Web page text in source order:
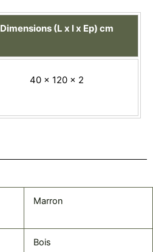
Dimensions (L x l x Ep) cm
40 x 120 x 2
Marron
Bois